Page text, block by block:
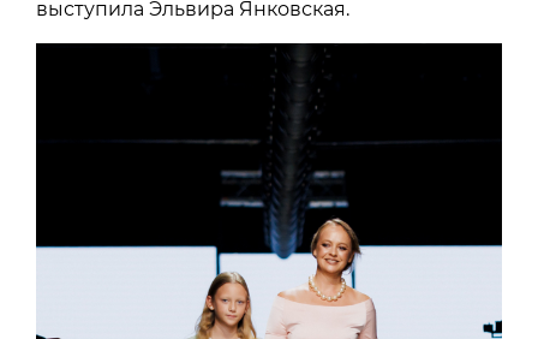
выступила Эльвира Янковская.